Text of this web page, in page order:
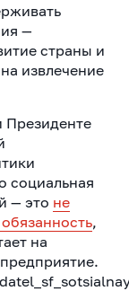
—
страны и
извлечение
Президенте
социальная
— это не
,
на